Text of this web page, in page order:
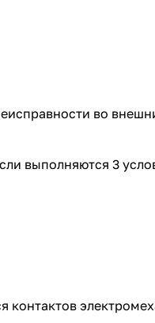
во
выполняются 3